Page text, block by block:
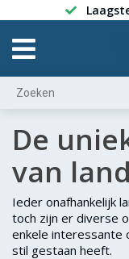
De
van
Ieder onafhankelijk
toch zijn er diverse
enkele interessante
stil gestaan heeft.